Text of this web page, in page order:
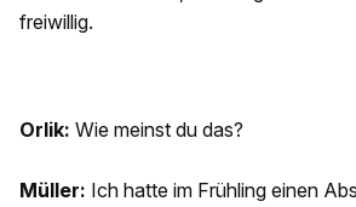
freiwillig.
Orlik: Wie meinst du das?
Müller: Ich hatte im Frühling einen